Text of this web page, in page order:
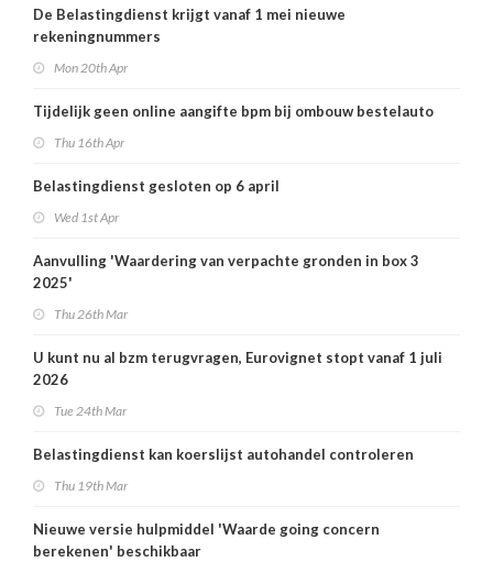
De Belastingdienst krijgt vanaf 1 mei nieuwe
rekeningnummers
Mon 20th Apr
Tijdelijk geen online aangifte bpm bij ombouw bestelauto
Thu 16th Apr
Belastingdienst gesloten op 6 april
Wed 1st Apr
Aanvulling 'Waardering van verpachte gronden in box 3
2025'
Thu 26th Mar
U kunt nu al bzm terugvragen, Eurovignet stopt vanaf 1 juli
2026
Tue 24th Mar
Belastingdienst kan koerslijst autohandel controleren
Thu 19th Mar
Nieuwe versie hulpmiddel 'Waarde going concern
berekenen' beschikbaar